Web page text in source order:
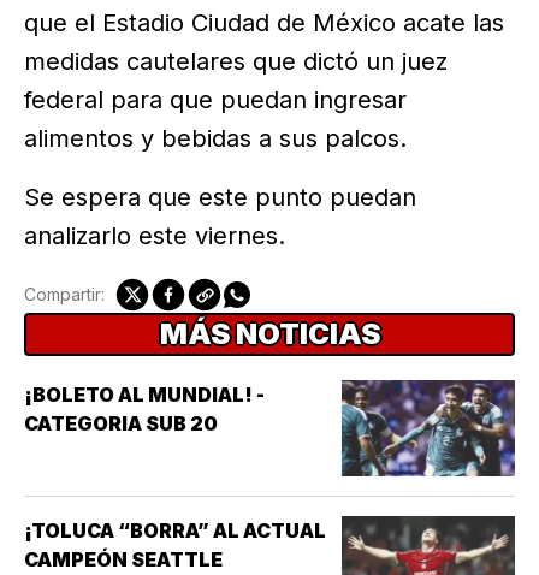
que el Estadio Ciudad de México acate las
medidas cautelares que dictó un juez
federal para que puedan ingresar
alimentos y bebidas a sus palcos.
Se espera que este punto puedan
analizarlo este viernes.
Compartir:
MÁS NOTICIAS
¡BOLETO AL MUNDIAL! -
CATEGORIA SUB 20
¡TOLUCA “BORRA” AL ACTUAL
CAMPEÓN SEATTLE